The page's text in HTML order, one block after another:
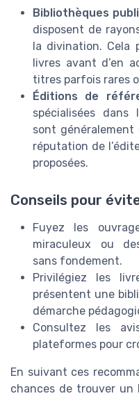
Bibliothèques
disposent de
la divination. Cela
livres avant d’en
titres parfois rares
Éditions de
spécialisées dans
sont généralement
réputation de
proposées.
Conseils pour
Fuyez les
miraculeux ou
sans fondement.
Privilégiez les
présentent une
démarche
Consultez les
plateformes pour
En suivant ces
chances de trouver un